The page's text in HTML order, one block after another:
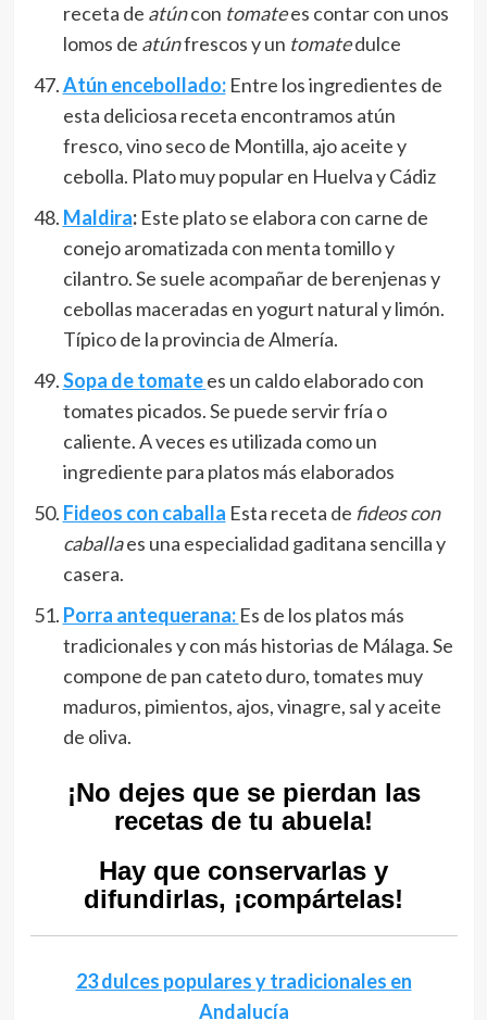
receta de atúncon tomatees contar con unos
lomos de atúnfrescos y un tomatedulce
Atún encebollado: Entre los ingredientes de
esta deliciosa receta encontramos atún
fresco, vino seco de Montilla, ajo aceite y
cebolla. Plato muy popular en Huelva y Cádiz
Maldira: Este plato se elabora con carne de
conejo aromatizada con menta tomillo y
cilantro. Se suele acompañar de berenjenas y
cebollas maceradas en yogurt natural y limón.
Típico de la provincia de Almería.
Sopa de tomate es un caldo elaborado con
tomates picados. Se puede servir fría o
caliente. A veces es utilizada como un
ingrediente para platos más elaborados
Fideos con caballa Esta receta de fideos con
caballaes una especialidad gaditana sencilla y
casera.
Porra antequerana: Es de los platos más
tradicionales y con más historias de Málaga. Se
compone de pan cateto duro, tomates muy
maduros, pimientos, ajos, vinagre, sal y aceite
de oliva.
¡No dejes que se pierdan las
recetas de tu abuela!
Hay que conservarlas y
difundirlas, ¡compártelas!
23 dulces populares y tradicionales en
Andalucía